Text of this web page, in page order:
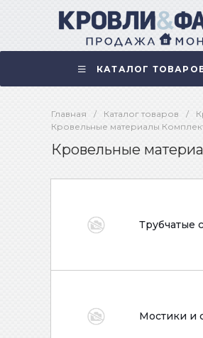
КАТАЛОГ
Главная / Каталог товаров /
Кровельные материалы
Кровельные
Трубчатые
Мостики и